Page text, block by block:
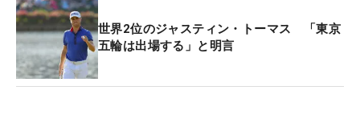
世界2位のジャスティン・トーマス 「東京
五輪は出場する」と明言